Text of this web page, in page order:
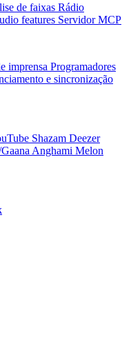
de faixas Rádio
features Servidor MCP
imprensa Programadores
e sincronização
Shazam Deezer
Anghami Melon